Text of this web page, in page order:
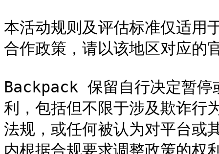
本活动规则及评估标准仅适用
合作政策，请以该地区对应的
Backpack 保留自行决定暂停
利，包括但不限于涉及欺诈行
法规，或任何被认为对平台或
内根据合规要求调整政策的权